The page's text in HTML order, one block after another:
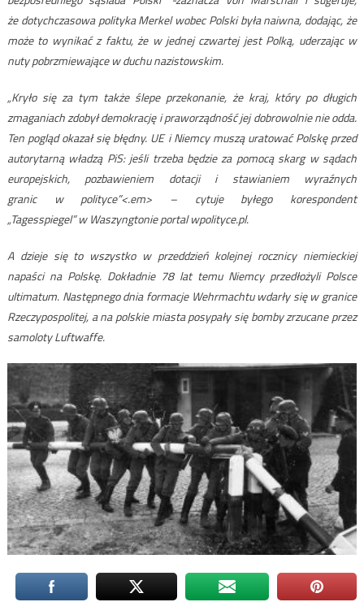
że dotychczasowa polityka Merkel wobec Polski była naiwna, dodając, że
może to wynikać z faktu, że w jednej czwartej jest Polką, uderzając w
nuty pobrzmiewające w duchu nazistowskim.
„Kryło się za tym także ślepe przekonanie, że kraj, który po długich
zmaganiach zdobył demokrację i praworządność jej dobrowolnie nie odda.
Ten pogląd okazał się błędny. UE i Niemcy muszą uratować Polskę przed
autorytarną władzą PiS: jeśli trzeba będzie za pomocą skarg w sądach
europejskich, pozbawieniem dotacji i stawianiem wyraźnych
granic w polityce”<.em> – cytuje byłego korespondent
„Tagesspiegel” w Waszyngtonie portal wpolityce.pl.
A dzieje się to wszystko w przeddzień kolejnej rocznicy niemieckiej
napaści na Polskę. Dokładnie 78 lat temu Niemcy przedłożyli Polsce
ultimatum. Następnego dnia formacje Wehrmachtu wdarły się w granice
Rzeczypospolitej, a na polskie miasta posypały się bomby zrzucane przez
samoloty Luftwaffe.